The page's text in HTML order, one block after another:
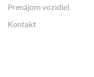
Na ceste
Skladom
Prenájom vozidiel
Kontakt